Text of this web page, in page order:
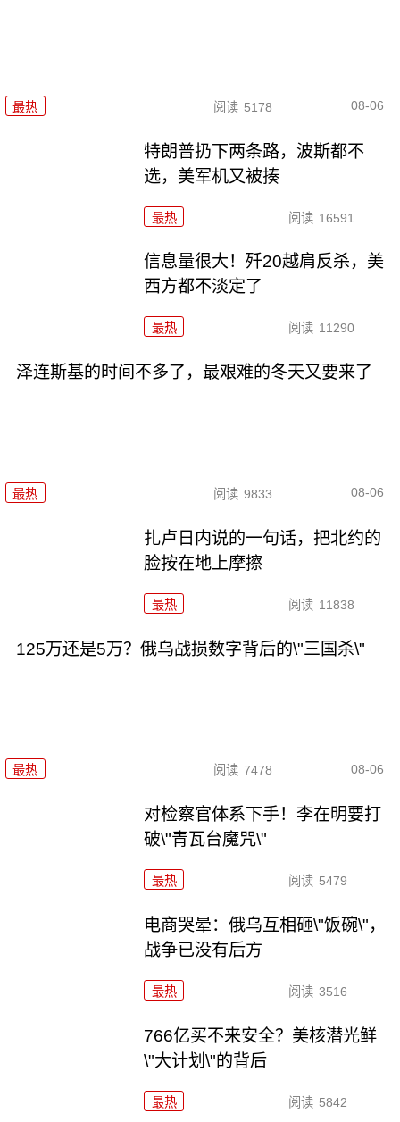
最热 阅读 5178 08-06
特朗普扔下两条路，波斯都不
选，美军机又被揍
最热 阅读 16591
信息量很大！歼20越肩反杀，美
西方都不淡定了
最热 阅读 11290
泽连斯基的时间不多了，最艰难的冬天又要来了
最热 阅读 9833 08-06
扎卢日内说的一句话，把北约的
脸按在地上摩擦
最热 阅读 11838
125万还是5万？俄乌战损数字背后的\"三国杀\"
最热 阅读 7478 08-06
对检察官体系下手！李在明要打
破\"青瓦台魔咒\"
最热 阅读 5479
电商哭晕：俄乌互相砸\"饭碗\"，
战争已没有后方
最热 阅读 3516
766亿买不来安全？美核潜光鲜
\"大计划\"的背后
最热 阅读 5842